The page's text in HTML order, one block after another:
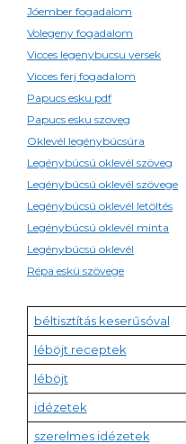
Jóember fogadalom
Volegeny fogadalom
Vicces legenybucsu versek
Vicces ferj fogadalom
Papucs esku pdf
Papucs esku szoveg
Oklevél legénybúcsúra
Legénybúcsú oklevél szöveg
Legénybúcsú oklevél szövege
Legénybúcsú oklevél letöltés
Legénybúcsú oklevél minta
Legénybúcsú oklevél
Répa eskü szövege
béltisztítás keserűsóval
léböjt receptek
léböjt
idézetek
szerelmes idézetek